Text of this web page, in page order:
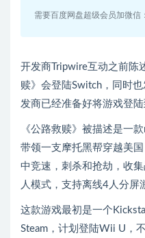
需要百度网盘超级会员加微信
开发商Tripwire互动之前陈
赎》会登陆Switch，同时
发商已经准备好将游戏登
《公路救赎》被描述是一
带领一支摩托黑帮穿越美
中竞速，刺杀和抢劫，收
人模式，支持离线4人分屏
这款游戏最初是一个
Steam，计划登陆Wii U，